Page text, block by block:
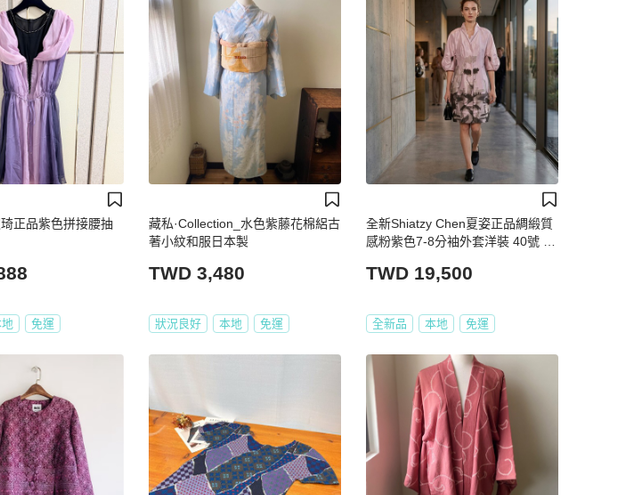
正品紫色拼接腰抽
免運
藏私·Collection_水色紫藤花棉絽古
著小紋和服日本製
TWD 3,480
狀況良好 本地 免運
全新Shiatzy Chen夏姿正品綢緞質
感粉紫色7-8分袖外套洋裝 40號 原
TWD 19,500
全新品 本地 免運